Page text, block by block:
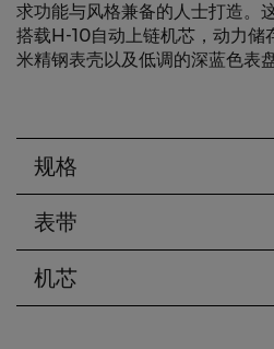
求功能与风格兼备的人士打造。
搭载H-10自动上链机芯，动力
米精钢表壳以及低调的深蓝色表
规格
表带
机芯